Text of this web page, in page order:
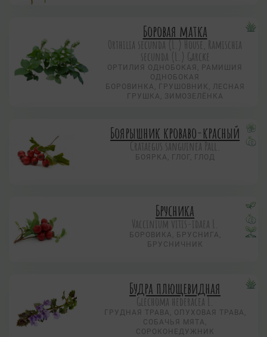
Боровая матка
Orthilia secunda (L.) House, Ramischia
secunda (L.) Garсke
ОРТИЛИЯ ОДНОБОКАЯ, РАМИШИЯ
ОДНОБОКАЯ
БОРОВИНКА, ГРУШОВНИК, ЛЕСНАЯ
ГРУШКА, ЗИМОЗЕЛЁНКА
Боярышник кроваво-красный
Crataegus sanguinea Pall.
БОЯРКА, ГЛОГ, ГЛОД
Брусника
Vaccinium vitis-idaea L.
БОРОВИКА, БРУСНИГА,
БРУСНИЧНИК
Будра плющевидная
Glechoma hederacea L.
ГРУДНАЯ ТРАВА, ОПУХОВАЯ ТРАВА,
СОБАЧЬЯ МЯТА,
СОРОКОНЕДУЖНИК